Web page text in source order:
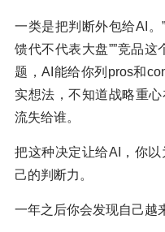
一类是把判断外包给AI。
馈代不代表大盘””竞品
题，AI能给你列pros和
实想法，不知道战略重
流失给谁。
把这种决定让给AI，你
己的判断力。
一年之后你会发现自己越